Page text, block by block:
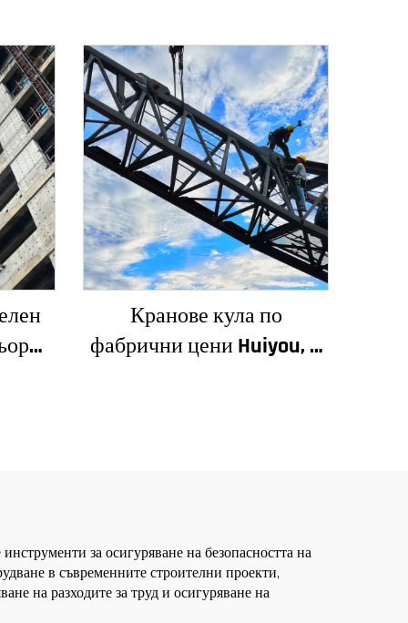
Кранове кула по
фабрични цени Huiyou, 4
за осигуряване на безопасността на
в съвременните строителни проекти,
на разходите за труд и осигуряване на